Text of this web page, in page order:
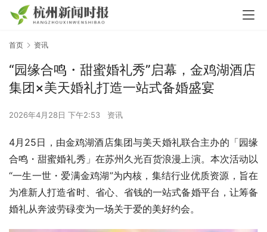
首页 资讯
“园缘合鸣・甜蜜婚礼秀”启幕，金鸡湖酒店
集团×美天婚礼打造一站式备婚盛宴
2026年4月28日 下午2:53 资讯
4月25日，由金鸡湖酒店集团与美天婚礼联合主办的「园缘
合鸣・甜蜜婚礼秀」在苏州久光百货浪漫上演。本次活动以
“一生一世・爱满金鸡湖”为内核，集结行业优质资源，旨在
为准新人打造省时、省心、省钱的一站式备婚平台，让筹备
婚礼从奔波劳碌变为一场关于爱的美好约会。